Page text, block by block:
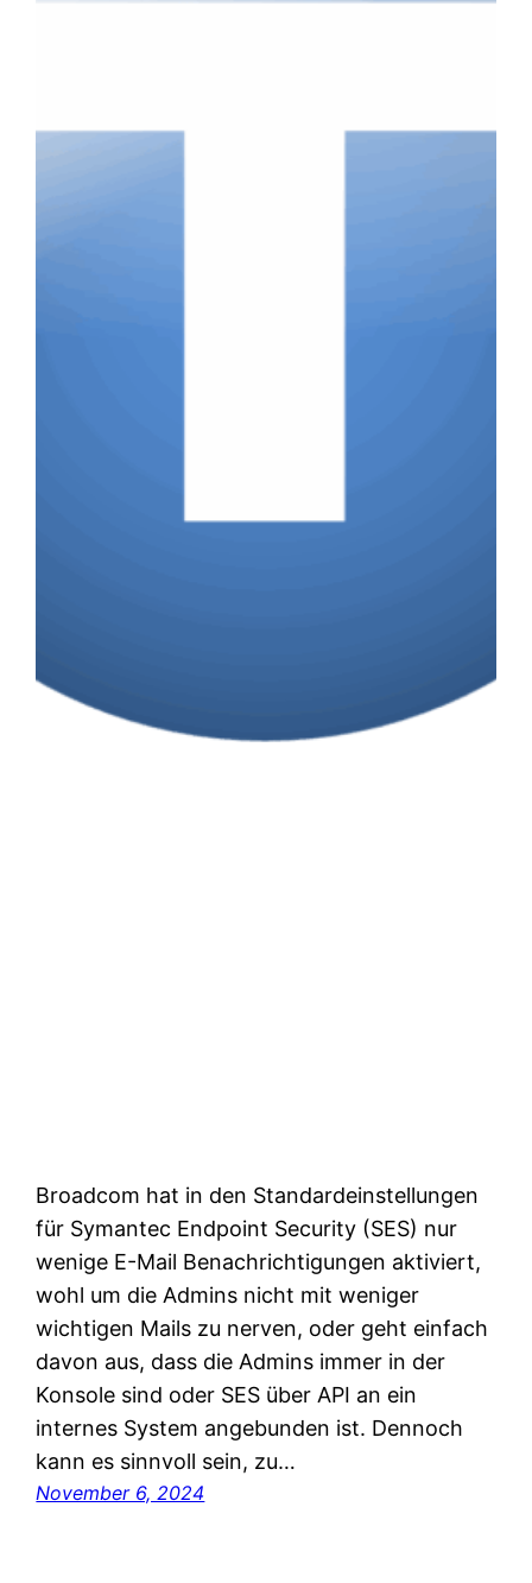
Broadcom hat in den Standardeinstellungen
für Symantec Endpoint Security (SES) nur
wenige E-Mail Benachrichtigungen aktiviert,
wohl um die Admins nicht mit weniger
wichtigen Mails zu nerven, oder geht einfach
davon aus, dass die Admins immer in der
Konsole sind oder SES über API an ein
internes System angebunden ist. Dennoch
kann es sinnvoll sein, zu…
November 6, 2024